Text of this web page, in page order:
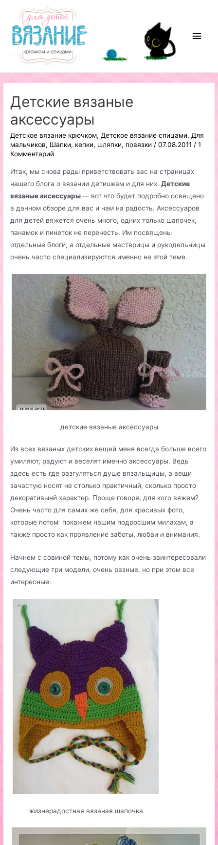
содержимому
Детские вязаные
аксессуары
Детское вязание крючком,Детское вязание спицами,Для
мальчиков, Шапки, кепки, шляпки, повязки /07.08.2011 /1
Комментарий
Итак, мы снова рады приветствовать вас на страницах
нашего блога о вязании детишкам и для них.Детские
вязаные аксессуары— вот что будет подробно освещено
в данном обзоре для вас и нам на радость. Аксессуаров
для детей вяжется очень много, одних только шапочек,
панамок и пинеток не перечесть. Им посвящены
отдельные блоги, а отдельные мастерицы и рукодельницы
очень часто специализируются именно на этой теме.
детские вязаные аксессуары
Из всех вязаных детских вещей меня всегда больше всего
умиляют, радуют и веселят именно аксессуары. Ведь
здесь есть где разгуляться душе вязальщицы, а вещи
зачастую носят не столько практичный, сколько просто
декоративынй характер. Проще говоря, для кого вяжем?
Очень часто для самих же себя, для красивых фото,
которые потом покажем нашим подросшим милахам, а
также просто как проявление заботы, любви и внимания.
Начнем с совиной темы, потому как очень заинтересовали
следующие три модели, очень разные, но при этом все
интересные:
жизнерадостная вязаная шапочка